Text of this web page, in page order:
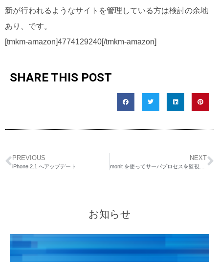
新が行われるようなサイトを管理している方は検討の余地
あり、です。
[tmkm-amazon]4774129240[/tmkm-amazon]
SHARE THIS POST
PREVIOUS
iPhone 2.1 へアップデート
NEXT
お知らせ